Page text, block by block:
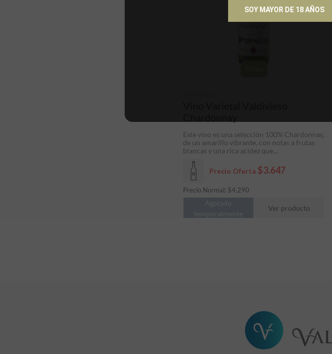
Precio Oferta $3.647
Precio Normal: $4.290
Este vino es una selección 100% Chardonnay,
de un amarillo vibrante, con notas a frutas
blancas y una rica acidez que...
Agotado
temporalmente
Ver producto
SOY MAYOR DE 18 AÑOS